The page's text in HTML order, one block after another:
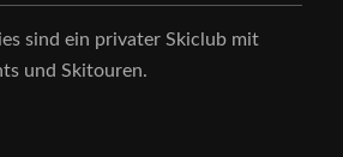
sind ein privater Skiclub mit
und Skitouren.